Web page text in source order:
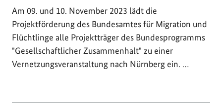
Am 09. und 10. November 2023 lädt die
Projektförderung des Bundesamtes für Migration und
Flüchtlinge alle Projektträger des Bundesprogramms
"Gesellschaftlicher Zusammenhalt" zu einer
Vernetzungsveranstaltung nach Nürnberg ein. …